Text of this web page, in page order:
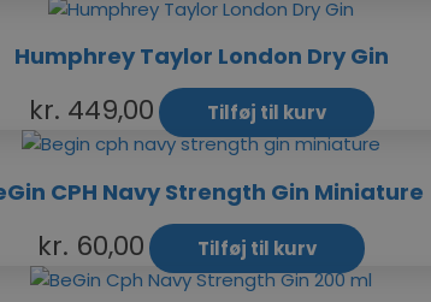
Humphrey Taylor London Dry Gin
kr. 449,00 Tilføj til kurv
CPH Navy Strength Gin Miniature
kr. 60,00 Tilføj til kurv